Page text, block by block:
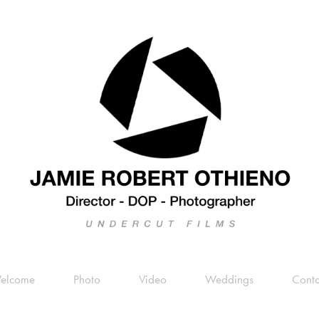
Photo Video Weddings